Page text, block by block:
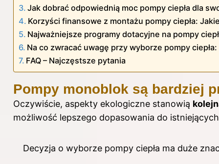
Jak dobrać odpowiednią moc pompy ciepła dla
Korzyści finansowe z montażu pompy ciepła:
Najważniejsze programy dotacyjne na pompy
Na co zwracać uwagę przy wyborze pompy
FAQ – Najczęstsze pytania
Pompy monoblok są bardziej
Oczywiście, aspekty ekologiczne stanowią
możliwość lepszego dopasowania do
Decyzja o wyborze pompy ciepła ma duże